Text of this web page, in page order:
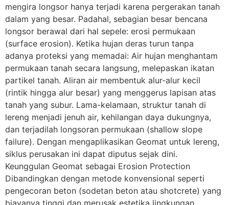
mengira longsor hanya terjadi karena pergerakan tanah
dalam yang besar. Padahal, sebagian besar bencana
longsor berawal dari hal sepele: erosi permukaan
(surface erosion). Ketika hujan deras turun tanpa
adanya proteksi yang memadai: Air hujan menghantam
permukaan tanah secara langsung, melepaskan ikatan
partikel tanah. Aliran air membentuk alur-alur kecil
(rintik hingga alur besar) yang menggerus lapisan atas
tanah yang subur. Lama-kelamaan, struktur tanah di
lereng menjadi jenuh air, kehilangan daya dukungnya,
dan terjadilah longsoran permukaan (shallow slope
failure). Dengan mengaplikasikan Geomat untuk lereng,
siklus perusakan ini dapat diputus sejak dini.
Keunggulan Geomat sebagai Erosion Protection
Dibandingkan dengan metode konvensional seperti
pengecoran beton (sodetan beton atau shotcrete) yang
biayanya tinggi dan merusak estetika lingkungan,